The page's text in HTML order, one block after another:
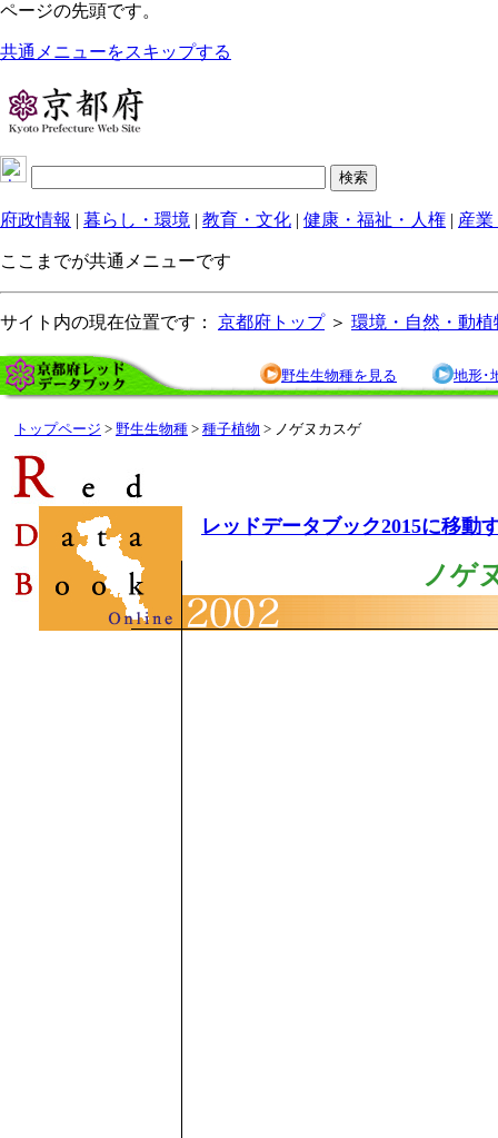
ページの先頭です。
共通メニューをスキップする
府政情報 | 暮らし・環境 | 教育・文化 | 健康・福祉・人権 | 産業
ここまでが共通メニューです
サイト内の現在位置です： 京都府トップ＞ 環境・自然・動植
野生生物種を見る 地形･
トップページ > 野生生物種 > 種子植物 > ノゲヌカスゲ
レッドデータブック2015に移動
ノゲ